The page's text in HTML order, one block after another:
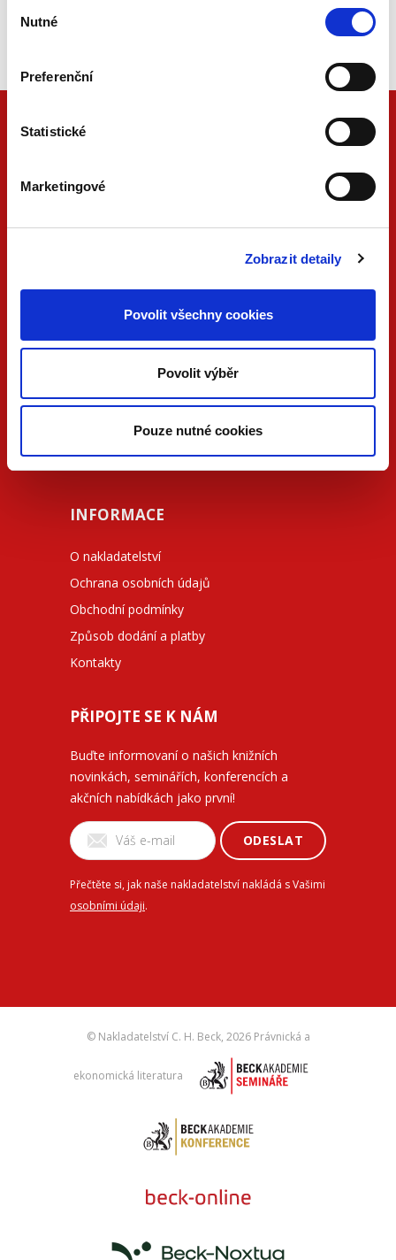
souhlasu
Nutné
Preferenční
Statistické
Marketingové
Zobrazit detaily
Povolit všechny cookies
Povolit výběr
Pouze nutné cookies
PDF
VERZE
KONTAKTUJTE NÁS
facebook.com/beck.cz
INFORMACE
O nakladatelství
Ochrana osobních údajů
Obchodní podmínky
Způsob dodání a platby
Kontakty
PŘIPOJTE SE K NÁM
Buďte informovaní o našich knižních
novinkách, seminářích, konferencích a
akčních nabídkách jako první!
ODESLAT
Přečtěte si, jak naše nakladatelství nakládá s Vašimi
osobními údaji.
© Nakladatelství C. H. Beck, 2026 Právnická a
ekonomická literatura